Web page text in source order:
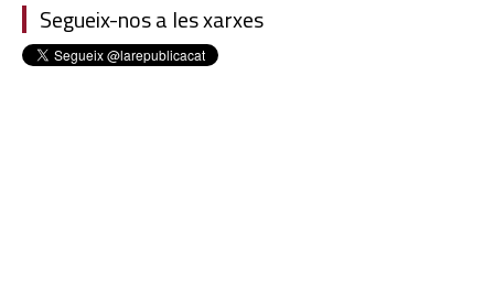
Segueix-nos a les xarxes